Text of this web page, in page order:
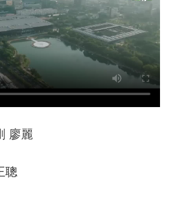
廖麗